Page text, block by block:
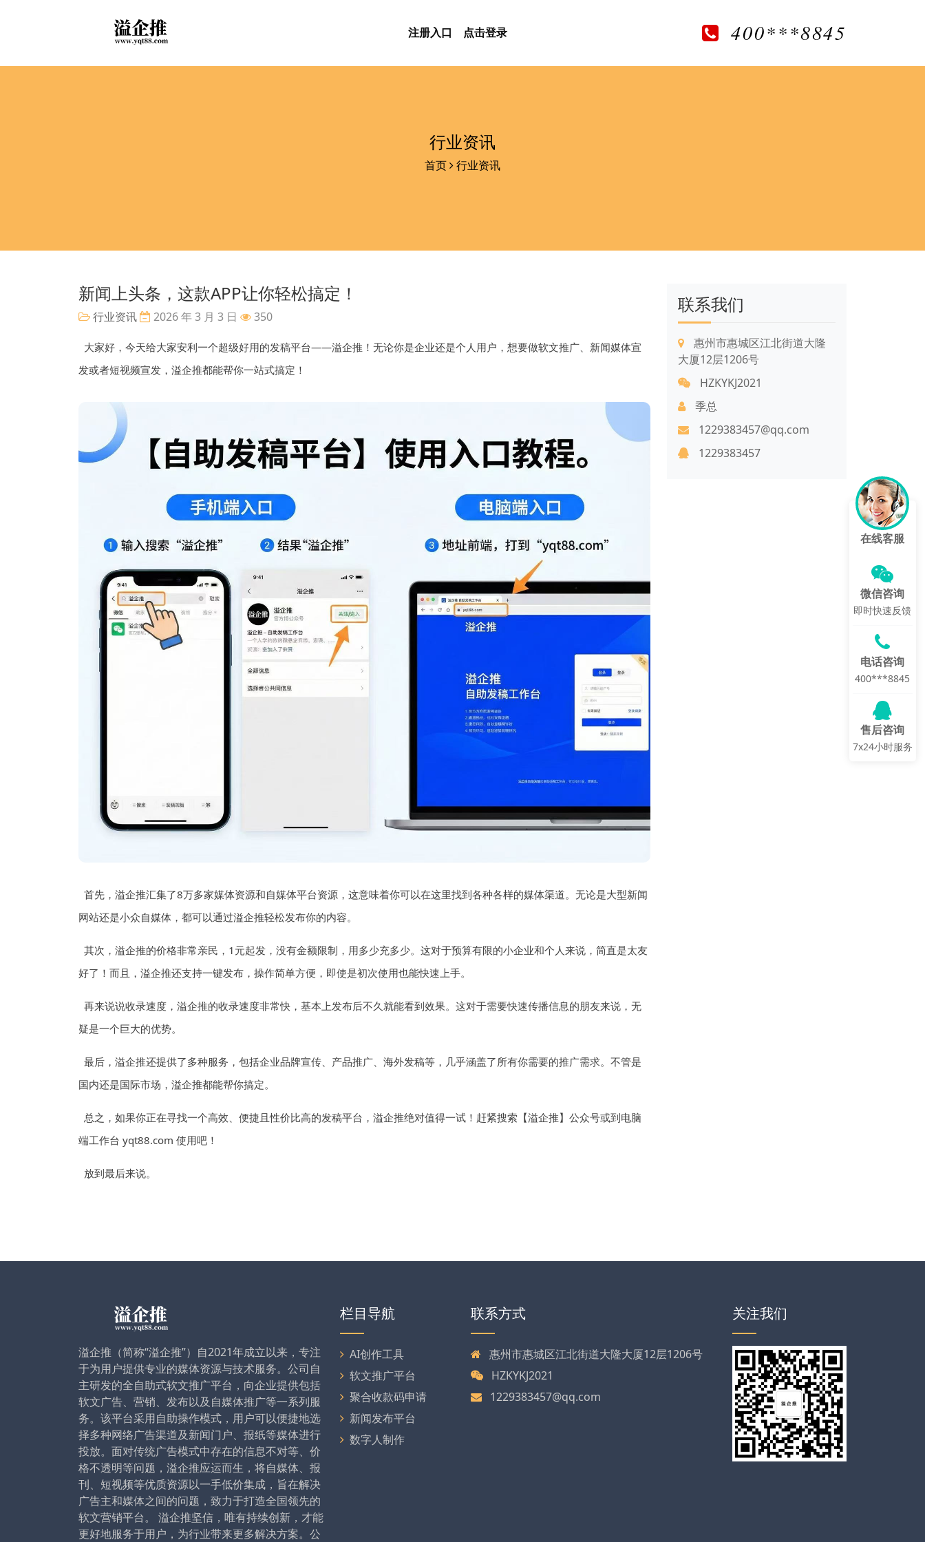
注册入口 点击登录 400***8845
行业资讯
首页 行业资讯
新闻上头条，这款APP让你轻松搞定！
行业资讯 2026 年 3 月 3 日 350
大家好，今天给大家安利一个超级好用的发稿平台——溢企推！无论你是企业还是个人用户，想要做软文推广、新闻媒体宣
发或者短视频宣发，溢企推都能帮你一站式搞定！
首先，溢企推汇集了8万多家媒体资源和自媒体平台资源，这意味着你可以在这里找到各种各样的媒体渠道。无论是大型新闻
网站还是小众自媒体，都可以通过溢企推轻松发布你的内容。
其次，溢企推的价格非常亲民，1元起发，没有金额限制，用多少充多少。这对于预算有限的小企业和个人来说，简直是太友
好了！而且，溢企推还支持一键发布，操作简单方便，即使是初次使用也能快速上手。
再来说说收录速度，溢企推的收录速度非常快，基本上发布后不久就能看到效果。这对于需要快速传播信息的朋友来说，无
疑是一个巨大的优势。
最后，溢企推还提供了多种服务，包括企业品牌宣传、产品推广、海外发稿等，几乎涵盖了所有你需要的推广需求。不管是
国内还是国际市场，溢企推都能帮你搞定。
总之，如果你正在寻找一个高效、便捷且性价比高的发稿平台，溢企推绝对值得一试！赶紧搜索【溢企推】公众号或到电脑
端工作台 yqt88.com 使用吧！
放到最后来说。
联系我们
惠州市惠城区江北街道大隆
大厦12层1206号
HZKYKJ2021
季总
1229383457@qq.com
1229383457
溢企推（简称“溢企推”）自2021年成立以来，专注
于为用户提供专业的媒体资源与技术服务。公司自
主研发的全自助式软文推广平台，向企业提供包括
软文广告、营销、发布以及自媒体推广等一系列服
务。该平台采用自助操作模式，用户可以便捷地选
择多种网络广告渠道及新闻门户、报纸等媒体进行
投放。面对传统广告模式中存在的信息不对等、价
格不透明等问题，溢企推应运而生，将自媒体、报
刊、短视频等优质资源以一手低价集成，旨在解决
广告主和媒体之间的问题，致力于打造全国领先的
软文营销平台。 溢企推坚信，唯有持续创新，才能
更好地服务于用户，为行业带来更多解决方案。公
栏目导航
AI创作工具
软文推广平台
聚合收款码申请
新闻发布平台
数字人制作
联系方式
惠州市惠城区江北街道大隆大厦12层1206号
HZKYKJ2021
1229383457@qq.com
关注我们
在线客服
微信咨询
即时快速反馈
电话咨询
400***8845
售后咨询
7x24小时服务